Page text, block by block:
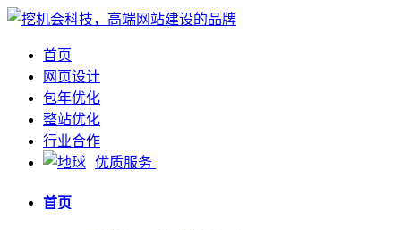
首页
网页设计
包年优化
整站优化
行业合作
优质服务
首页